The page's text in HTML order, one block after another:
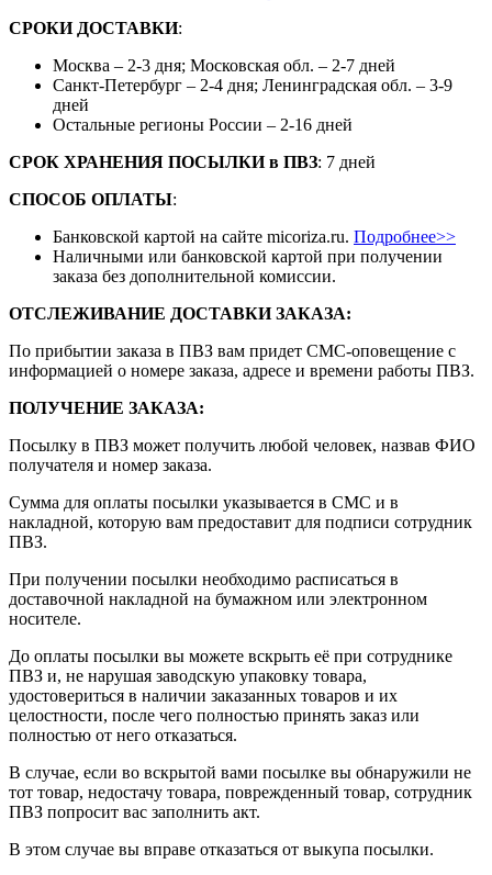
СРОКИ ДОСТАВКИ:
Москва – 2-3 дня; Московская обл. – 2-7 дней
Санкт-Петербург – 2-4 дня; Ленинградская обл. – 3-9
дней
Остальные регионы России – 2-16 дней
СРОК ХРАНЕНИЯ ПОСЫЛКИ в ПВЗ: 7 дней
СПОСОБ ОПЛАТЫ:
Банковской картой на сайте micoriza.ru. Подробнее>>
Наличными или банковской картой при получении
заказа без дополнительной комиссии.
ОТСЛЕЖИВАНИЕ ДОСТАВКИ ЗАКАЗА:
По прибытии заказа в ПВЗ вам придет СМС-оповещение с
информацией о номере заказа, адресе и времени работы ПВЗ.
ПОЛУЧЕНИЕ ЗАКАЗА:
Посылку в ПВЗ может получить любой человек, назвав ФИО
получателя и номер заказа.
Сумма для оплаты посылки указывается в СМС и в
накладной, которую вам предоставит для подписи сотрудник
ПВЗ.
При получении посылки необходимо расписаться в
доставочной накладной на бумажном или электронном
носителе.
До оплаты посылки вы можете вскрыть её при сотруднике
ПВЗ и, не нарушая заводскую упаковку товара,
удостовериться в наличии заказанных товаров и их
целостности, после чего полностью принять заказ или
полностью от него отказаться.
В случае, если во вскрытой вами посылке вы обнаружили не
тот товар, недостачу товара, поврежденный товар, сотрудник
ПВЗ попросит вас заполнить акт.
В этом случае вы вправе отказаться от выкупа посылки.